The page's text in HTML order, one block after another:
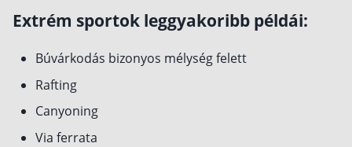
Extrém sportok leggyakoribb példái:
Búvárkodás bizonyos mélység felett
Rafting
Canyoning
Via ferrata